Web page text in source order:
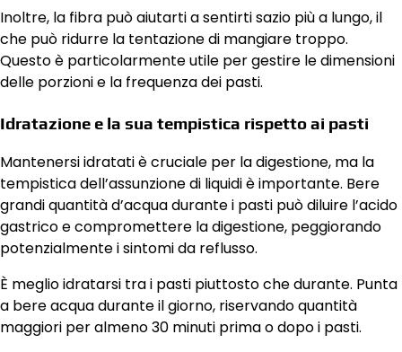
Inoltre, la fibra può aiutarti a sentirti sazio più a lungo, il
che può ridurre la tentazione di mangiare troppo.
Questo è particolarmente utile per gestire le dimensioni
delle porzioni e la frequenza dei pasti.
Idratazione e la sua tempistica rispetto ai pasti
Mantenersi idratati è cruciale per la digestione, ma la
tempistica dell’assunzione di liquidi è importante. Bere
grandi quantità d’acqua durante i pasti può diluire l’acido
gastrico e compromettere la digestione, peggiorando
potenzialmente i sintomi da reflusso.
È meglio idratarsi tra i pasti piuttosto che durante. Punta
a bere acqua durante il giorno, riservando quantità
maggiori per almeno 30 minuti prima o dopo i pasti.